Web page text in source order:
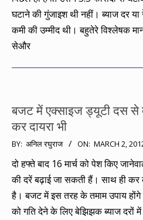
घटाने की गुंजाइश थी नहीं। ब्याज दर
कमी की उम्मीद थी। बहुतेरे विश्लेषक
सेऔर
बजट में एक्साइज ड्यूटी दस से
कर दायरा भी
2012-
03-
02
BY: अनिल रघुराज ON: MARCH 2,
दो हफ्ते बाद 16 मार्च को पेश किए
की दरें बढ़ाई जा सकती हैं। साथ ही कर
है। बजट में इस तरह के तमाम उपाय होंगे
को गति देने के लिए बेझिझक ब्याज